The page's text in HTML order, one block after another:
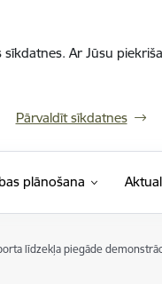
Ar Jūsu
Pārvaldīt sīkdatnes
plānošana
līdzekļa piegāde